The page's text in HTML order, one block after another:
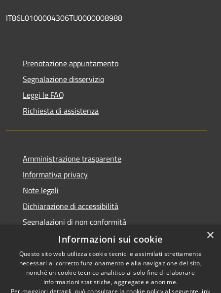
IT86L0100004306TU0000008988
Prenotazione appuntamento
Segnalazione disservizio
Leggi le FAQ
Richiesta di assistenza
Amministrazione trasparente
Informativa privacy
Note legali
Dichiarazione di accessibilità
Segnalazioni di non conformità
Accessibilità
Copyright © 2026 • Comune di
Reggiolo • Powered by
×
Informazioni sui cookie
Questo sito web utilizza cookie tecnici e assimilati strettamente
necessari al corretto funzionamento e alla navigazione del sito,
nonché un cookie tecnico analitico al solo fine di elaborare
informazioni statistiche, aggregate e anonime.
Per maggiori dettagli, può consultare la cookie policy al seguente link